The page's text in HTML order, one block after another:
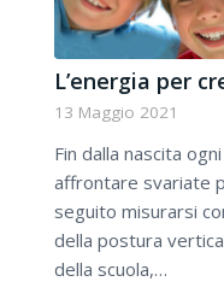
L’energia per
13 Maggio 2021
Fin dalla nascita
affrontare svariate
seguito misurarsi
della postura
della scuola,…